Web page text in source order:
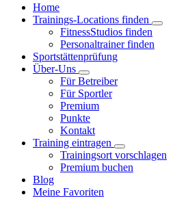
Home
Trainings-Locations finden
FitnessStudios finden
Personaltrainer finden
Sportstättenprüfung
Über-Uns
Für Betreiber
Für Sportler
Premium
Punkte
Kontakt
Training eintragen
Trainingsort vorschlagen
Premium buchen
Blog
Meine Favoriten